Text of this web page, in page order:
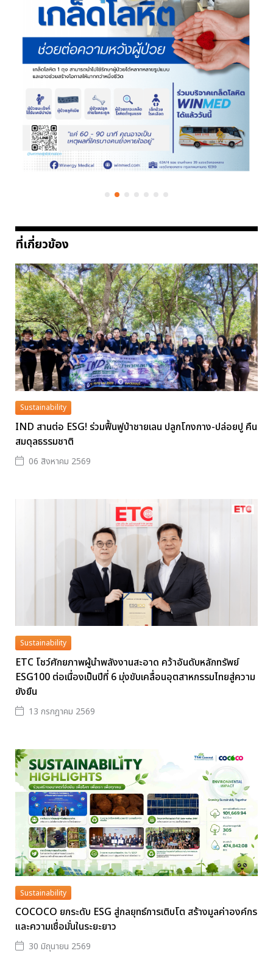
ที่เกี่ยวข้อง
Sustainability
IND สานต่อ ESG! ร่วมฟื้นฟูป่าชายเลน ปลูกโกงกาง-ปล่อยปู คืน
สมดุลธรรมชาติ
06 สิงหาคม 2569
Sustainability
ETC โชว์ศักยภาพผู้นำพลังงานสะอาด คว้าอันดับหลักทรัพย์
ESG100 ต่อเนื่องเป็นปีที่ 6 มุ่งขับเคลื่อนอุตสาหกรรมไทยสู่ความ
ยังยืน
13 กรกฎาคม 2569
Sustainability
COCOCO ยกระดับ ESG สู่กลยุทธ์การเติบโต สร้างมูลค่าองค์กร
และความเชื่อมั่นในระยะยาว
30 มิถุนายน 2569